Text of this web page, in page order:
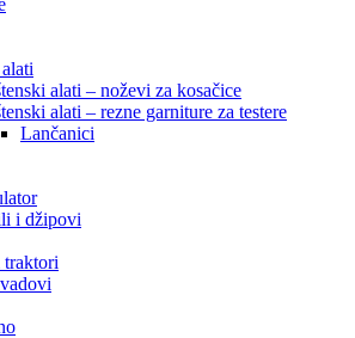
alati – noževi za kosačice
alati – rezne garniture za testere
Lančanici
i džipovi